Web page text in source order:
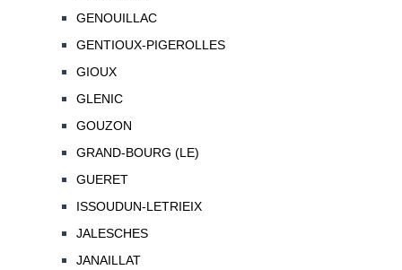
GENOUILLAC
GENTIOUX-PIGEROLLES
GIOUX
GLENIC
GOUZON
GRAND-BOURG (LE)
GUERET
ISSOUDUN-LETRIEIX
JALESCHES
JANAILLAT